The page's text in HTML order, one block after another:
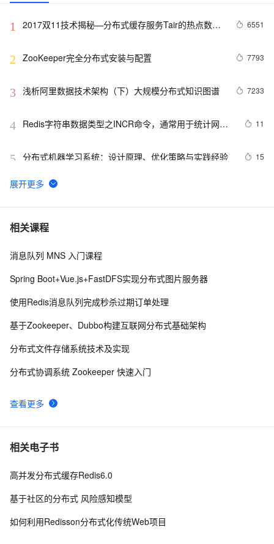
1
2017双11技术揭秘—分布式缓存服务Tair的热点数据
6551
2 ZooKeeper完全分布式安装与配置 7793
3 浅析阿里数据技术架构（下）大规模分布式知识图谱 7233
4 Redis字符串数据类型之INCR命令，通常用于统计网站
11
5 分布式机器学习系统：设计原理、优化策略与实践经验 15
6
Flink CDC产品常见问题之读分布式mysql报连接超时如
7 spring quartz分布式任务计划
8 基于 Transaction 类的分布式显式事务
Cloud】之学习笔记（五）OpenFeign的使用
10【FastDFS】FastDFS 分布式文件系统的安装与使用，
相关课程
查看更多
消息队列 MNS 入门课程
Spring Boot+Vue.js+FastDFS实现分布式图片服务器
使用Redis消息队列完成秒杀过期订单处理
基于Zookeeper、Dubbo构建互联网分布式基础架构
分布式文件存储系统技术及实现
分布式协调系统 Zookeeper 快速入门
相关电子书
高并发分布式缓存Redis6.0
基于社区的分布式 风险感知模型
如何利用Redisson分布式化传统Web项目